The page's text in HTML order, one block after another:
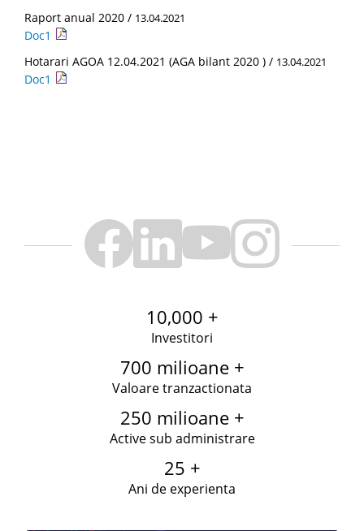
Raport anual 2020 / 13.04.2021
Doc1
Hotarari AGOA 12.04.2021 (AGA bilant 2020 ) / 13.04.2021
Doc1
10,000 +
Investitori
700 milioane +
Valoare tranzactionata
250 milioane +
Active sub administrare
25 +
Ani de experienta